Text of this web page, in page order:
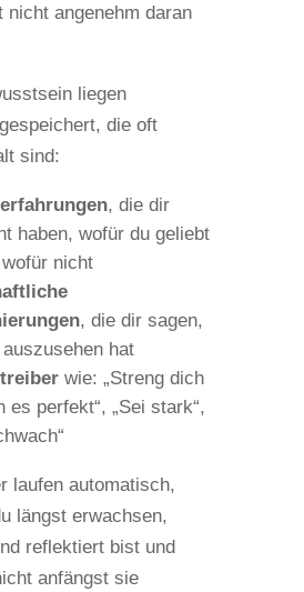
nicht angenehm daran
liegen
die oft
sind:
, die dir
haben, wofür du geliebt
nicht
, die dir sagen,
hat
wie: „Streng dich
es perfekt“, „Sei stark“,
laufen automatisch,
längst erwachsen,
reflektiert bist und
anfängst sie